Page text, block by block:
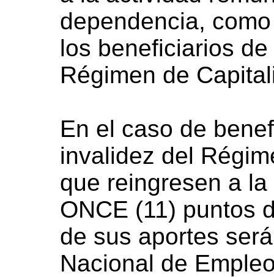
dependencia,
los beneficiarios
Régimen de
En el caso de
invalidez del
que reingresen a
ONCE (11) puntos
de sus aportes
Nacional de